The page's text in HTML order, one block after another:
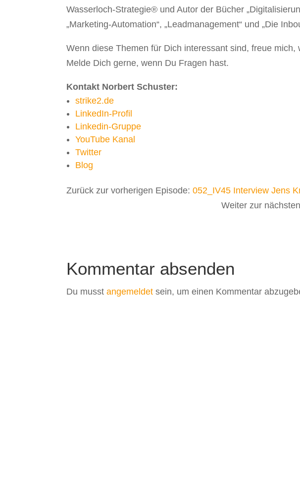
Wasserloch-Strategie® und Autor der Bücher
„Marketing-Automation“, „Leadmanagement“ und „Die
Wenn diese Themen für Dich interessant sind, freue
Melde Dich gerne, wenn Du Fragen hast.
Kontakt Norbert Schuster:
strike2.de
LinkedIn-Profil
Linkedin-Gruppe
YouTube Kanal
Twitter
Blog
Zurück zur vorherigen Episode:052_IV45 Interview Jens
Weiter zur
Kommentar absenden
Du musstangemeldet sein, um einen Kommentar